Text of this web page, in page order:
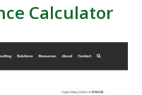
Calculator